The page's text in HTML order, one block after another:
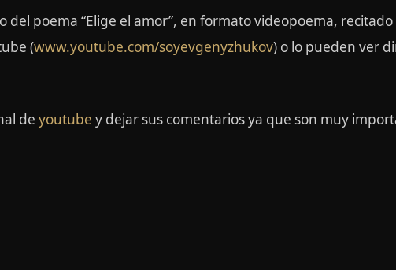
del poema “Elige el amor”, en formato videopoema,
(www.youtube.com/soyevgenyzhukov) o lo pueden ver
de youtube y dejar sus comentarios ya que son muy